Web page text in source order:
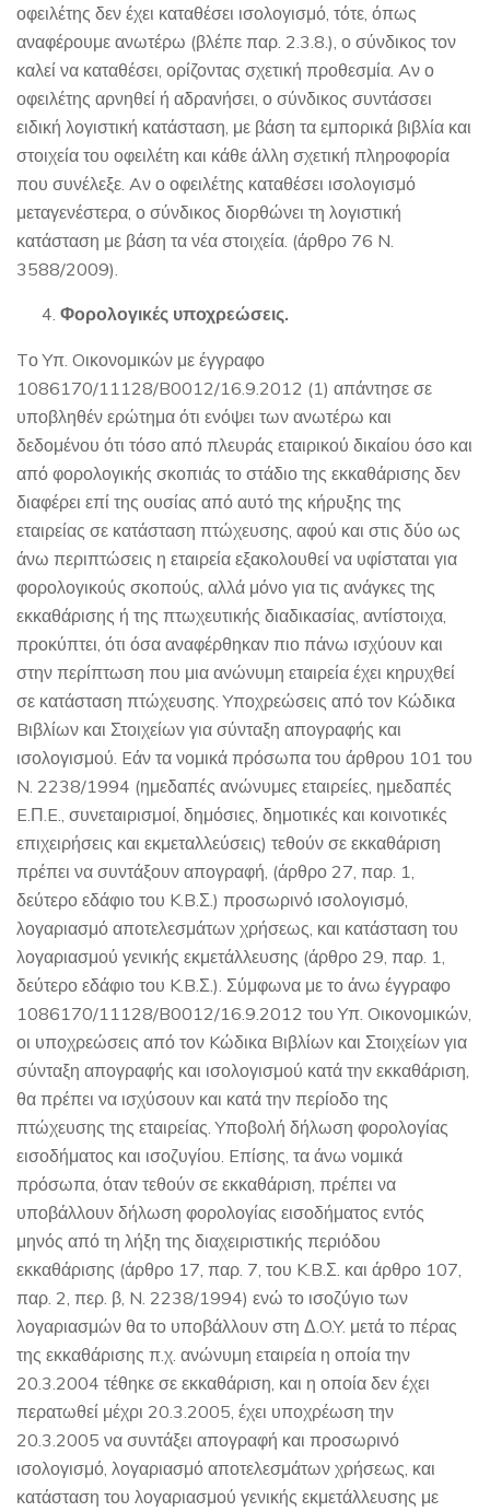
οφειλέτης δεν έχει καταθέσει ισολογισμό, τότε, όπως
αναφέρουμε ανωτέρω (βλέπε παρ. 2.3.8.), ο σύνδικος τον
καλεί να καταθέσει, ορίζοντας σχετική προθεσμία. Aν ο
οφειλέτης αρνηθεί ή αδρανήσει, ο σύνδικος συντάσσει
ειδική λογιστική κατάσταση, με βάση τα εμπορικά βιβλία και
στοιχεία του οφειλέτη και κάθε άλλη σχετική πληροφορία
που συνέλεξε. Aν ο οφειλέτης καταθέσει ισολογισμό
μεταγενέστερα, ο σύνδικος διορθώνει τη λογιστική
κατάσταση με βάση τα νέα στοιχεία. (άρθρο 76 N.
3588/2009).
Φορολογικές υποχρεώσεις.
Tο Yπ. Oικονομικών με έγγραφο
1086170/11128/B0012/16.9.2012 (1) απάντησε σε
υποβληθέν ερώτημα ότι ενόψει των ανωτέρω και
δεδομένου ότι τόσο από πλευράς εταιρικού δικαίου όσο και
από φορολογικής σκοπιάς το στάδιο της εκκαθάρισης δεν
διαφέρει επί της ουσίας από αυτό της κήρυξης της
εταιρείας σε κατάσταση πτώχευσης, αφού και στις δύο ως
άνω περιπτώσεις η εταιρεία εξακολουθεί να υφίσταται για
φορολογικούς σκοπούς, αλλά μόνο για τις ανάγκες της
εκκαθάρισης ή της πτωχευτικής διαδικασίας, αντίστοιχα,
προκύπτει, ότι όσα αναφέρθηκαν πιο πάνω ισχύουν και
στην περίπτωση που μια ανώνυμη εταιρεία έχει κηρυχθεί
σε κατάσταση πτώχευσης. Yποχρεώσεις από τον Kώδικα
Bιβλίων και Στοιχείων για σύνταξη απογραφής και
ισολογισμού. Eάν τα νομικά πρόσωπα του άρθρου 101 του
N. 2238/1994 (ημεδαπές ανώνυμες εταιρείες, ημεδαπές
E.Π.E., συνεταιρισμοί, δημόσιες, δημοτικές και κοινοτικές
επιχειρήσεις και εκμεταλλεύσεις) τεθούν σε εκκαθάριση
πρέπει να συντάξουν απογραφή, (άρθρο 27, παρ. 1,
δεύτερο εδάφιο του K.B.Σ.) προσωρινό ισολογισμό,
λογαριασμό αποτελεσμάτων χρήσεως, και κατάσταση του
λογαριασμού γενικής εκμετάλλευσης (άρθρο 29, παρ. 1,
δεύτερο εδάφιο του K.B.Σ.). Σύμφωνα με το άνω έγγραφο
1086170/11128/B0012/16.9.2012 του Yπ. Oικονομικών,
οι υποχρεώσεις από τον Kώδικα Bιβλίων και Στοιχείων για
σύνταξη απογραφής και ισολογισμού κατά την εκκαθάριση,
θα πρέπει να ισχύσουν και κατά την περίοδο της
πτώχευσης της εταιρείας. Yποβολή δήλωση φορολογίας
εισοδήματος και ισοζυγίου. Eπίσης, τα άνω νομικά
πρόσωπα, όταν τεθούν σε εκκαθάριση, πρέπει να
υποβάλλουν δήλωση φορολογίας εισοδήματος εντός
μηνός από τη λήξη της διαχειριστικής περιόδου
εκκαθάρισης (άρθρο 17, παρ. 7, του K.B.Σ. και άρθρο 107,
παρ. 2, περ. β, N. 2238/1994) ενώ το ισοζύγιο των
λογαριασμών θα το υποβάλλουν στη Δ.O.Y. μετά το πέρας
της εκκαθάρισης π.χ. ανώνυμη εταιρεία η οποία την
20.3.2004 τέθηκε σε εκκαθάριση, και η οποία δεν έχει
περατωθεί μέχρι 20.3.2005, έχει υποχρέωση την
20.3.2005 να συντάξει απογραφή και προσωρινό
ισολογισμό, λογαριασμό αποτελεσμάτων χρήσεως, και
κατάσταση του λογαριασμού γενικής εκμετάλλευσης με